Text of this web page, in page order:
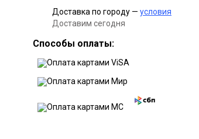
Доставка по городу — условия
Доставим сегодня
Способы оплаты: